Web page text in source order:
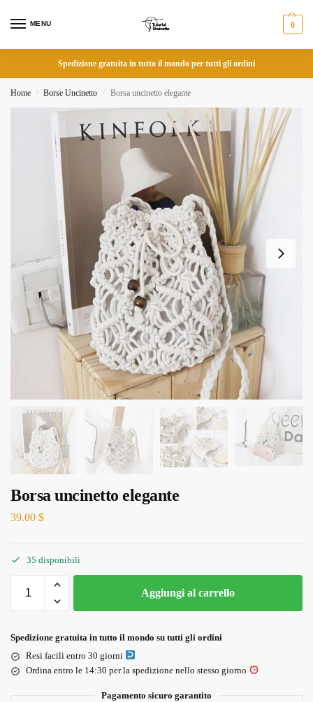
MENU 0
Spedizione gratuita in tutto il mondo per tutti gli ordini
Home / Borse Uncinetto / Borsa uncinetto elegante
Borsa uncinetto elegante
39.00 $
35 disponibili
Aggiungi al carrello
Spedizione gratuita in tutto il mondo su tutti gli ordini
Resi facili entro 30 giorni
Ordina entro le 14:30 per la spedizione nello stesso giorno
Pagamento sicuro garantito